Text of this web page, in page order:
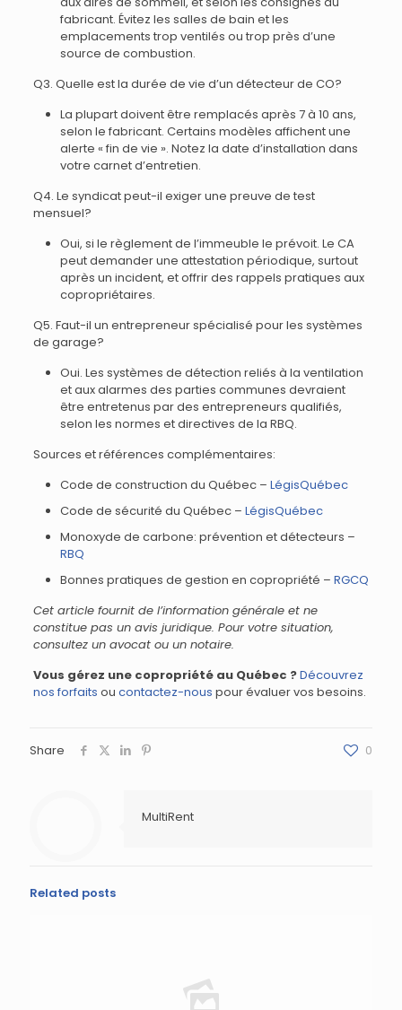
fabricant. Évitez les salles de bain et les
emplacements trop ventilés ou trop près d’une
source de combustion.
Q3. Quelle est la durée de vie d’un détecteur de CO?
La plupart doivent être remplacés après 7 à 10 ans,
selon le fabricant. Certains modèles affichent une
alerte « fin de vie ». Notez la date d’installation dans
votre carnet d’entretien.
Q4. Le syndicat peut-il exiger une preuve de test
mensuel?
Oui, si le règlement de l’immeuble le prévoit. Le CA
peut demander une attestation périodique, surtout
après un incident, et offrir des rappels pratiques aux
copropriétaires.
Q5. Faut-il un entrepreneur spécialisé pour les systèmes
de garage?
Oui. Les systèmes de détection reliés à la ventilation
et aux alarmes des parties communes devraient
être entretenus par des entrepreneurs qualifiés,
selon les normes et directives de la RBQ.
Sources et références complémentaires:
Code de construction du Québec – LégisQuébec
Code de sécurité du Québec – LégisQuébec
Monoxyde de carbone: prévention et détecteurs –
RBQ
Bonnes pratiques de gestion en copropriété – RGCQ
Cet article fournit de l’information générale et ne
constitue pas un avis juridique. Pour votre situation,
consultez un avocat ou un notaire.
Vous gérez une copropriété au Québec ?Découvrez
nos forfaits ou contactez-nous pour évaluer vos besoins.
Share 0
MultiRent
Related posts